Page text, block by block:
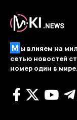
М ы влияем на
сетью новостей
номер один в мире.